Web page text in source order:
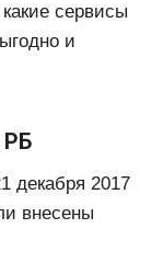
сервисы
и
РБ
декабря 2017
внесены